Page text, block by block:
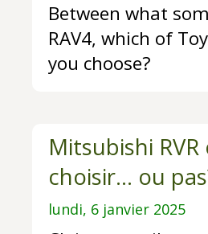
Between what
RAV4, which of
you choose?
Mitsubishi
choisir… ou
lundi, 6 janvier 2025